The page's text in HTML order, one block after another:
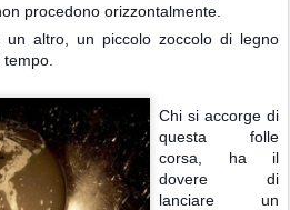
procedono orizzontalmente.
altro, un piccolo zoccolo di legno
Chi si accorge di
questa folle
corsa, ha il
dovere di
lanciare un